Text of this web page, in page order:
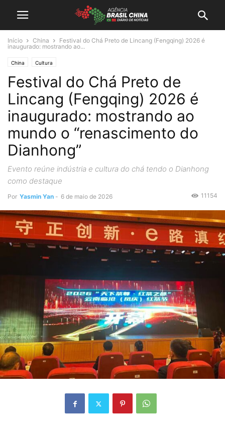
Início China
Festival do Chá Preto de Lincang (Fengqing) 2026 é
inaugurado: mostrando ao...
China Cultura
Festival do Chá Preto de
Lincang (Fengqing) 2026 é
inaugurado: mostrando ao
mundo o “renascimento do
Dianhong”
Evento reúne indústria e cultura do chá tendo o Dianhong
como destaque
Por Yasmin Yan - 6 de maio de 2026 11154